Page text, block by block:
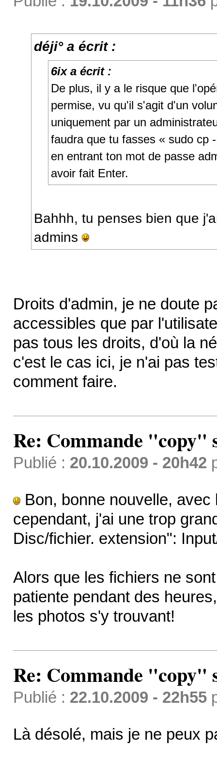
déji° a écrit :
6ix a écrit :
De plus, il y a le risque que
permise, vu qu'il s'agit d'un
uniquement par un
faudra que tu fasses « sudo cp
en entrant ton mot de passe
avoir fait Enter.
Bahhh, tu penses bien que
admins
Droits d'admin, je ne doute
accessibles que par
pas tous les droits, d'où la
c'est le cas ici, je n'ai pas
comment faire.
Re: Commande "copy"
Publié : 20.10.2009 - 20h42
Bon, bonne nouvelle, avec
cependant, j'ai une trop
Disc/fichier. extension":
Alors que les fichiers ne
patiente pendant des
les photos s'y trouvant!
Re: Commande "copy"
Publié : 22.10.2009 - 22h55
Là désolé, mais je ne peux